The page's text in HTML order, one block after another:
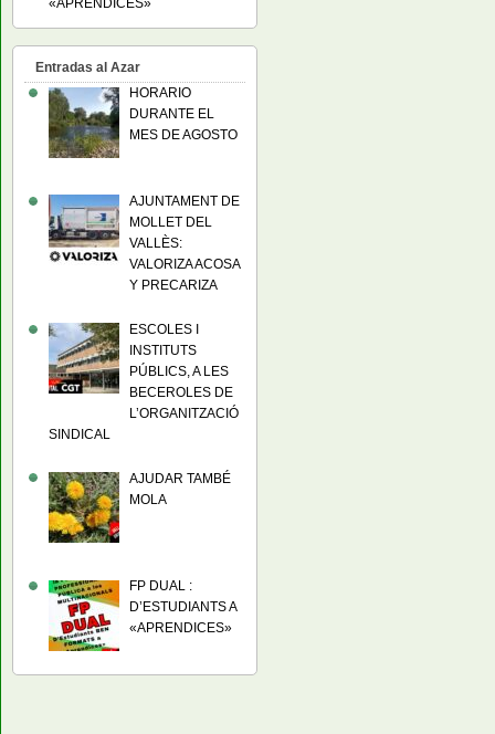
«APRENDICES»
Entradas al Azar
HORARIO
DURANTE EL
MES DE AGOSTO
AJUNTAMENT DE
MOLLET DEL
VALLÈS:
VALORIZA ACOSA
Y PRECARIZA
ESCOLES I
INSTITUTS
PÚBLICS, A LES
BECEROLES DE
L’ORGANITZACIÓ
SINDICAL
AJUDAR TAMBÉ
MOLA
FP DUAL :
D’ESTUDIANTS A
«APRENDICES»